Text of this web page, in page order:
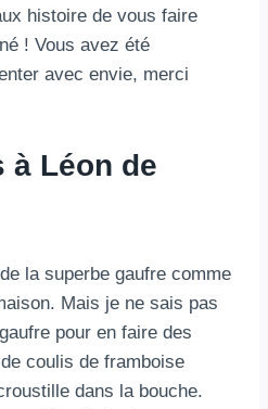
histoire de vous faire
! Vous avez été
avec envie, merci
à Léon de
la superbe gaufre comme
Mais je ne sais pas
pour en faire des
coulis de framboise
dans la bouche.